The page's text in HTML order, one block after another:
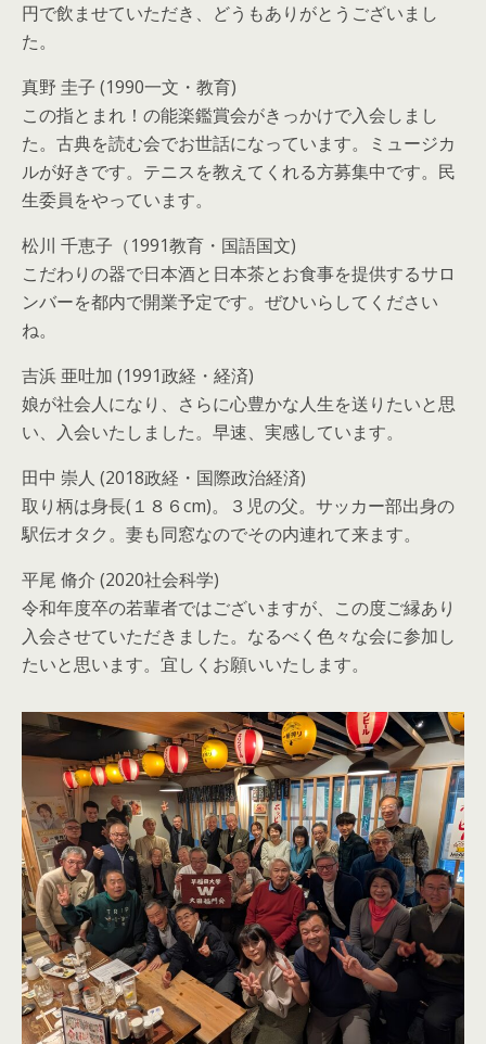
円で飲ませていただき、どうもありがとうございまし
た。
真野 圭子 (1990一文・教育)
この指とまれ！の能楽鑑賞会がきっかけで入会しまし
た。古典を読む会でお世話になっています。ミュージカ
ルが好きです。テニスを教えてくれる方募集中です。民
生委員をやっています。
松川 千恵子（1991教育・国語国文)
こだわりの器で日本酒と日本茶とお食事を提供するサロ
ンバーを都内で開業予定です。ぜひいらしてください
ね。
吉浜 亜吐加 (1991政経・経済)
娘が社会人になり、さらに心豊かな人生を送りたいと思
い、入会いたしました。早速、実感しています。
田中 崇人 (2018政経・国際政治経済)
取り柄は身長(１８６cm)。３児の父。サッカー部出身の
駅伝オタク。妻も同窓なのでその内連れて来ます。
平尾 脩介 (2020社会科学)
令和年度卒の若輩者ではございますが、この度ご縁あり
入会させていただきました。なるべく色々な会に参加し
たいと思います。宜しくお願いいたします。